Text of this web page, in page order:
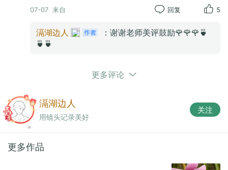
f/2.1
07-07 来自 回复 5
滆湖边人
：谢谢老师美评鼓励🌹🌹🌹🍵
🍵🍵
更多评论
滆湖边人
用镜头记录美好
关注
更多作品